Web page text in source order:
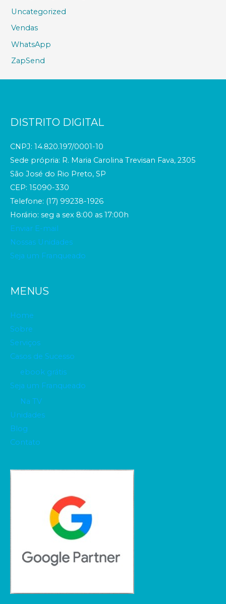
Uncategorized
Vendas
WhatsApp
ZapSend
DISTRITO DIGITAL
CNPJ: 14.820.197/0001-10
Sede própria: R. Maria Carolina Trevisan Fava, 2305
São José do Rio Preto, SP
CEP: 15090-330
Telefone: (17) 99238-1926
Horário: seg a sex 8:00 as 17:00h
Enviar E-mail
Nossas Unidades
Seja um Franqueado
MENUS
Home
Sobre
Serviços
Casos de Sucesso
ebook grátis
Seja um Franqueado
Na TV
Unidades
Blog
Contato